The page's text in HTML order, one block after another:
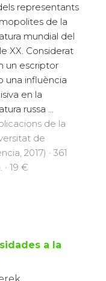
representants
de la
mundial del
XX. Considerat
un escriptor
una influència
en la
russa ...
de la
de
2017) · 361
· 19 €
a la